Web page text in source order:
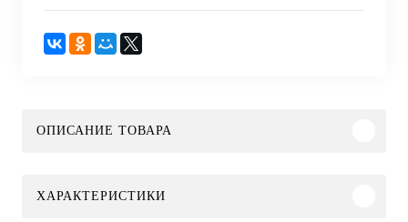
ОПИСАНИЕ ТОВАРА
ХАРАКТЕРИСТИКИ